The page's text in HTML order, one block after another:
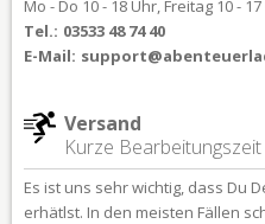
Mo - Do 10 - 18 Uhr, Freitag 10 -
Tel.: 03533 48 74 40
E-Mail:
Versand
Kurze Bearbeitungszeit
Es ist uns sehr wichtig, dass Du
erhätlst. In den meisten Fällen